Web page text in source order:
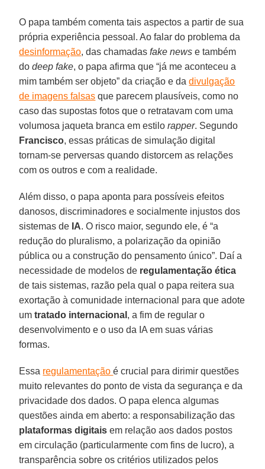
O papa também comenta tais aspectos a partir de sua
própria experiência pessoal. Ao falar do problema da
desinformação, das chamadasfake news e também
dodeep fake, o papa afirma que “já me aconteceu a
mim também ser objeto” da criação e dadivulgação
de imagens falsas que parecem plausíveis, como no
caso das supostas fotos que o retratavam com uma
volumosa jaqueta branca em estilorapper. Segundo
Francisco, essas práticas de simulação digital
tornam-se perversas quando distorcem as relações
com os outros e com a realidade.
Além disso, o papa aponta para possíveis efeitos
danosos, discriminadores e socialmente injustos dos
sistemas de IA. O risco maior, segundo ele, é “a
redução do pluralismo, a polarização da opinião
pública ou a construção do pensamento único”. Daí a
necessidade de modelos de regulamentação ética
de tais sistemas, razão pela qual o papa reitera sua
exortação à comunidade internacional para que adote
umtratado internacional , a fim de regular o
desenvolvimento e o uso da IA em suas várias
formas.
Essa regulamentaçãoé crucial para dirimir questões
muito relevantes do ponto de vista da segurança e da
privacidade dos dados. O papa elenca algumas
questões ainda em aberto: a responsabilização das
plataformas digitais em relação aos dados postos
em circulação (particularmente com fins de lucro), a
transparência sobre os critérios utilizados pelos